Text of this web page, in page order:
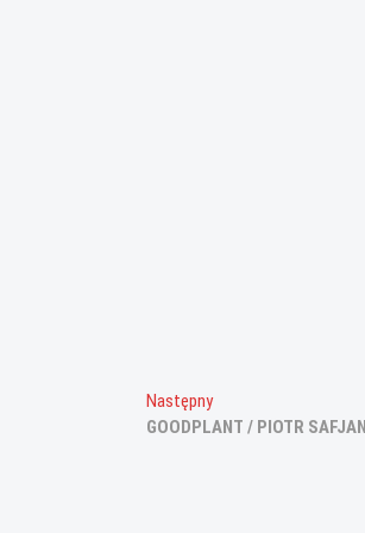
NastępnyNastępny
wpis:
GOODPLANT / PIOTR